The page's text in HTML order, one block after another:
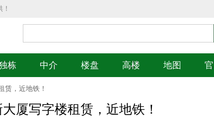
栋 中介 楼盘 高楼 地图
赁，近地铁！
厦写字楼租赁，近地铁！